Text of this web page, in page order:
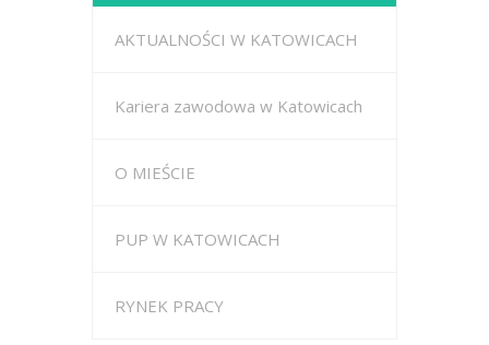
AKTUALNOŚCI W KATOWICACH
Kariera zawodowa w Katowicach
O MIEŚCIE
PUP W KATOWICACH
RYNEK PRACY